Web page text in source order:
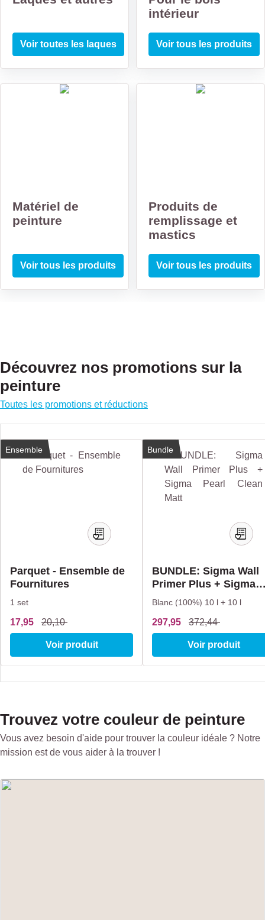
Voir toutes les laques
intérieur
Voir tous les produits
Matériel de
peinture
Voir tous les produits
Produits de
remplissage et
mastics
Voir tous les produits
Découvrez nos promotions sur la
peinture
Toutes les promotions et réductions
Ignorer la galerie de produits
%
Nouveau
Ensemble
Parquet - Ensemble de
Fournitures
1 set
17,95 20,10
Voir produit
%
Bundle
BUNDLE: Sigma Wall
Primer Plus + Sigma
Pearl Clean Matt
Blanc (100%) 10 l + 10 l
297,95 372,44
Voir produit
Trouvez votre couleur de peinture
Vous avez besoin d'aide pour trouver la couleur idéale ? Notre
mission est de vous aider à la trouver !